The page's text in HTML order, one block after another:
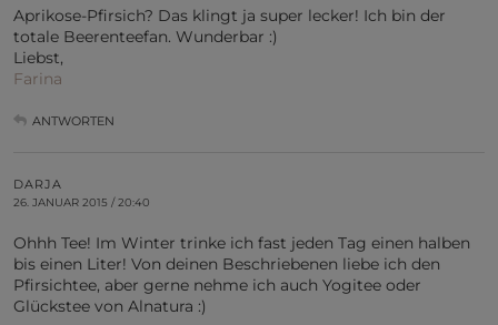
Aprikose-Pfirsich? Das klingt ja super lecker! Ich bin der
totale Beerenteefan. Wunderbar :)
Liebst,
Farina
ANTWORTEN
DARJA
26. JANUAR 2015 / 20:40
Ohhh Tee! Im Winter trinke ich fast jeden Tag einen halben
bis einen Liter! Von deinen Beschriebenen liebe ich den
Pfirsichtee, aber gerne nehme ich auch Yogitee oder
Glückstee von Alnatura :)